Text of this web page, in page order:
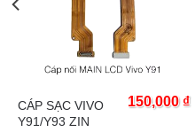
Trả góp 0%
CÁP SẠC VIVO
Y91/Y93 ZIN
150,000 ₫